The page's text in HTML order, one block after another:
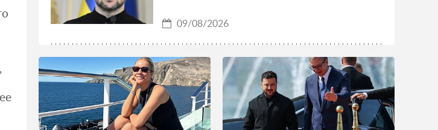
09/08/2026